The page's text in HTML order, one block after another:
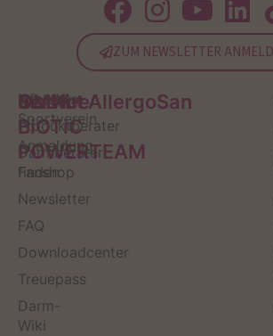
ZUM NEWSLETTER
Service
Kontakt
Produktberater
Darmberater
finden
Newsletter
FAQ
Downloadcenter
Treuepass
Darm-
Wiki
OMNi-
BiOTiC
POWERTEAM
Infos zum
Sportverein
Anmeldung
Fanshop
Institut AllergoSan